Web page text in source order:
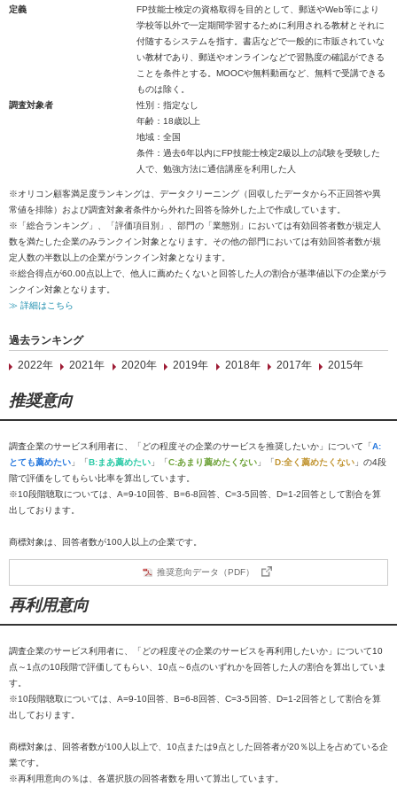
定義
FP技能士検定の資格取得を目的として、郵送やWeb等により
学校等以外で一定期間学習するために利用される教材とそれに
付随するシステムを指す。書店などで一般的に市販されていな
い教材であり、郵送やオンラインなどで習熟度の確認ができる
ことを条件とする。MOOCや無料動画など、無料で受講できる
ものは除く。
調査対象者
性別：指定なし
年齢：18歳以上
地域：全国
条件：過去6年以内にFP技能士検定2級以上の試験を受験した
人で、勉強方法に通信講座を利用した人
※オリコン顧客満足度ランキングは、データクリーニング（回収したデータから不正回答や異
常値を排除）および調査対象者条件から外れた回答を除外した上で作成しています。
※「総合ランキング」、「評価項目別」、部門の「業態別」においては有効回答者数が規定人
数を満たした企業のみランクイン対象となります。その他の部門においては有効回答者数が規
定人数の半数以上の企業がランクイン対象となります。
※総合得点が60.00点以上で、他人に薦めたくないと回答した人の割合が基準値以下の企業がラ
ンクイン対象となります。
≫ 詳細はこちら
過去ランキング
2022年
2021年 2020年 2019年 2018年 2017年 2015年
推奨意向
調査企業のサービス利用者に、「どの程度その企業のサービスを推奨したいか」について「A:
とても薦めたい 」「B:まあ薦めたい 」「C:あまり薦めたくない 」「D:全く薦めたくない 」の4段
階で評価をしてもらい比率を算出しています。
※10段階聴取については、A=9-10回答、B=6-8回答、C=3-5回答、D=1-2回答として割合を算
出しております。
商標対象は、回答者数が100人以上の企業です。
推奨意向データ（PDF）
再利用意向
調査企業のサービス利用者に、「どの程度その企業のサービスを再利用したいか」について10
点～1点の10段階で評価してもらい、10点～6点のいずれかを回答した人の割合を算出していま
す。
※10段階聴取については、A=9-10回答、B=6-8回答、C=3-5回答、D=1-2回答として割合を算
出しております。
商標対象は、回答者数が100人以上で、10点または9点とした回答者が20％以上を占めている企
業です。
※再利用意向の％は、各選択肢の回答者数を用いて算出しています。